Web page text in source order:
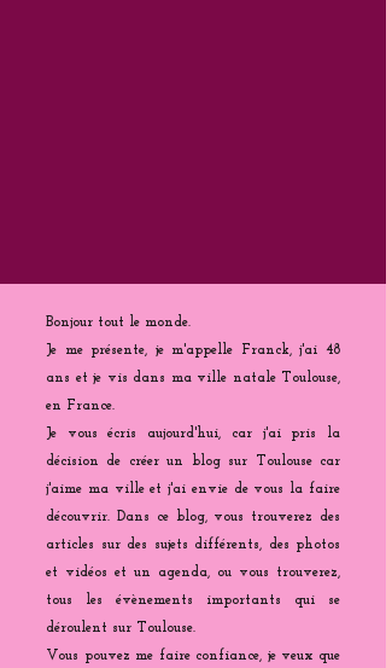
Bonjour tout le monde.
Je me présente, je m'appelle Franck, j'ai 48
ans et je vis dans ma ville natale Toulouse,
en France.
Je vous écris aujourd'hui, car j'ai pris la
décision de créer un blog sur Toulouse car
j'aime ma ville et j'ai envie de vous la faire
découvrir. Dans ce blog, vous trouverez des
articles sur des sujets différents, des photos
et vidéos et un agenda, ou vous trouverez,
tous les évènements importants qui se
déroulent sur Toulouse.
Vous pouvez me faire confiance, je veux que